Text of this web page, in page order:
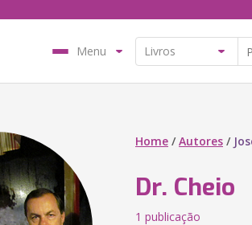
Menu
Home /Autores /
Dr. Cheio
1 publicação